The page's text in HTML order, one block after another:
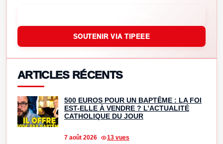
SOUTENIR VIA TIPEEE
ARTICLES RÉCENTS
500 EUROS POUR UN BAPTÊME : LA FOI
EST-ELLE À VENDRE ? L’ACTUALITÉ
CATHOLIQUE DU JOUR
7 août 2026 13 vues